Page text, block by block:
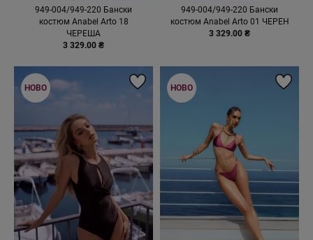
949-004/949-220 Бански
костюм Anabel Arto 18
ЧЕРЕША
3 329.00 ₴
949-004/949-220 Бански
костюм Anabel Arto 01 ЧЕРЕН
3 329.00 ₴
НОВО НОВО